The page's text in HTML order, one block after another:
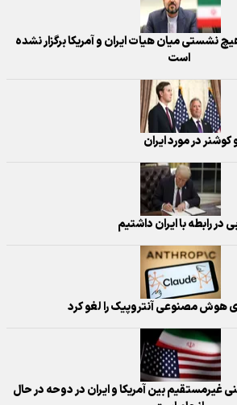
نشستی میان هیات ایران و آمریکا برگزار نشده
است
کوشنر در مورد ایران
رابطه با ایران داشتیم
هوش مصنوعی آنتروپیک را لغو کرد
غیرمستقیم بین آمریکا و ایران در دوحه در حال